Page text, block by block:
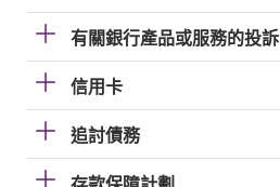
有關銀行產品或服務的投訴
信用卡
追討債務